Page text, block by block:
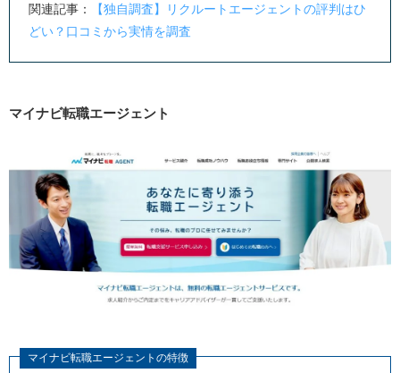
関連記事：
【独自調査】リクルートエージェントの評判はひ
どい？口コミから実情を調査
マイナビ転職エージェント
マイナビ転職エージェントの特徴